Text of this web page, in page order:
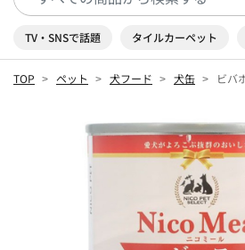
TV・SNSで話題 タイルカーペット
TOP ペット 犬フード 犬缶 ビバ